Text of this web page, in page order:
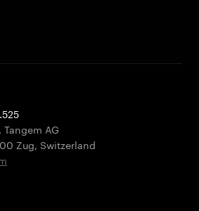
AG
Zug, Switzerland